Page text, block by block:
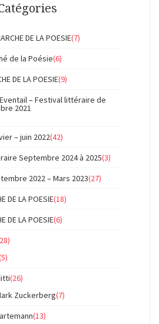
DE LA POESIE(7)
de la Poésie(6)
DE LA POESIE(9)
Eventail – Festival littéraire de
2021
– juin 2022(42)
Septembre 2024 à 2025(3)
2022 – Mars 2023(27)
DE LA POESIE(18)
DE LA POESIE(6)
(26)
Zuckerberg(7)
(13)